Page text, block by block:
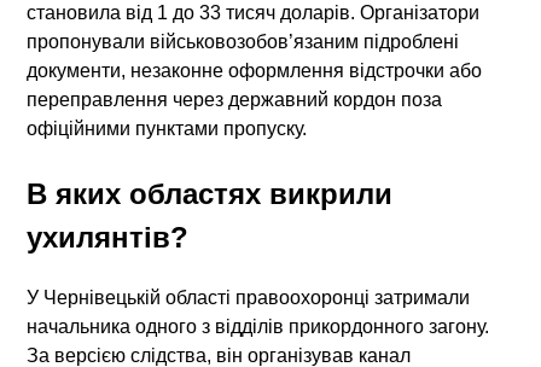
становила від 1 до 33 тисяч доларів. Організатори
пропонували військовозобов’язаним підроблені
документи, незаконне оформлення відстрочки або
переправлення через державний кордон поза
офіційними пунктами пропуску.
В яких областях викрили
ухилянтів?
У Чернівецькій області правоохоронці затримали
начальника одного з відділів прикордонного загону.
За версією слідства, він організував канал